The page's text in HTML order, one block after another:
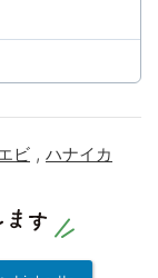
ビ , ハナイカ